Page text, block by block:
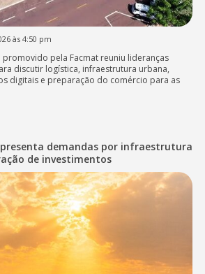
às 4:50 pm
promovido pela Facmat reuniu lideranças
discutir logística, infraestrutura urbana,
digitais e preparação do comércio para as
demandas por infraestrutura
de investimentos